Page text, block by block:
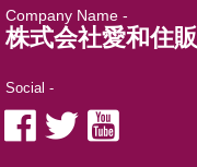
Company Name -
株式会社愛和住販
Social -